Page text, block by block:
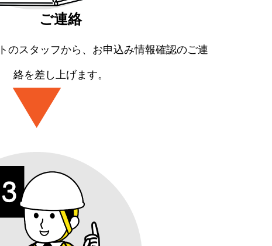
ご連絡
のスタッフから、お申込み情報確認のご連
絡を差し上げます。